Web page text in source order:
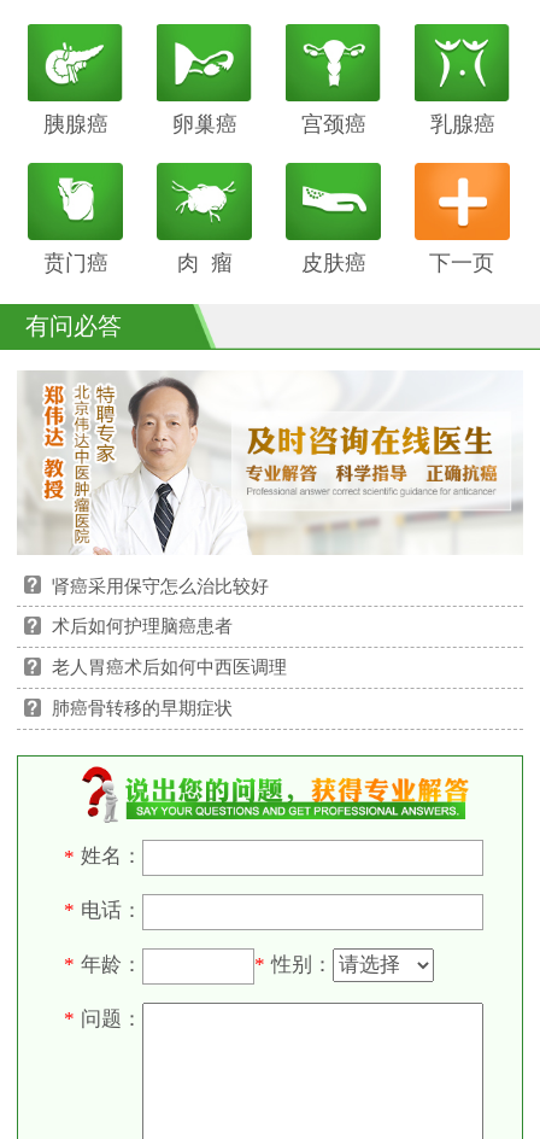
下一页
癌
胰腺癌 鳞癌
卵巢癌 骨癌
宫颈癌 喉癌
乳腺癌
贲门癌 阴茎癌肉 瘤 白血病皮肤癌
有问必答
肾癌采用保守怎么治比较好
术后如何护理脑癌患者
老人胃癌术后如何中西医调理
肺癌骨转移的早期症状
* 姓名：
* 电话：
* 年龄： * 性别：
* 问题：